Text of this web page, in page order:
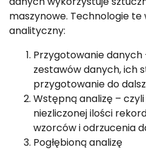
maszynowe. Technologie te
analityczny:
Przygotowanie
zestawów danych, ich
przygotowanie do
Wstępną analizę –
niezliczonej ilości
wzorców i odrzucenia
Pogłębioną analizę